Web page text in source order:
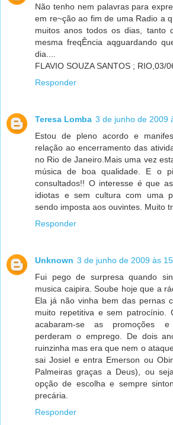
Não tenho nem palavras para
em re~ção ao fim de uma Radio a
muitos anos todos os dias, tanto
mesma freqÊncia aqguardando
dia....
FLAVIO SOUZA SANTOS ; RIO,03/
Responder
Teresa Lomba 3 de junho de 2009
Estou de pleno acordo e
relação ao encerramento das
no Rio de Janeiro.Mais uma vez
música de boa qualidade. E o
consultados!! O interesse é que
idiotas e sem cultura com uma
sendo imposta aos ouvintes. Muito
Responder
Unknown 3 de junho de 2009 às
Fui pego de surpresa quando
musica caipira. Soube hoje que a
Ela já não vinha bem das pernas
muito repetitiva e sem patrocínio.
acabaram-se as promoções e
perderam o emprego. De dois
ruinzinha mas era que nem o
sai Josiel e entra Emerson ou
Palmeiras graças a Deus), ou
opção de escolha e sempre
precária.
Responder